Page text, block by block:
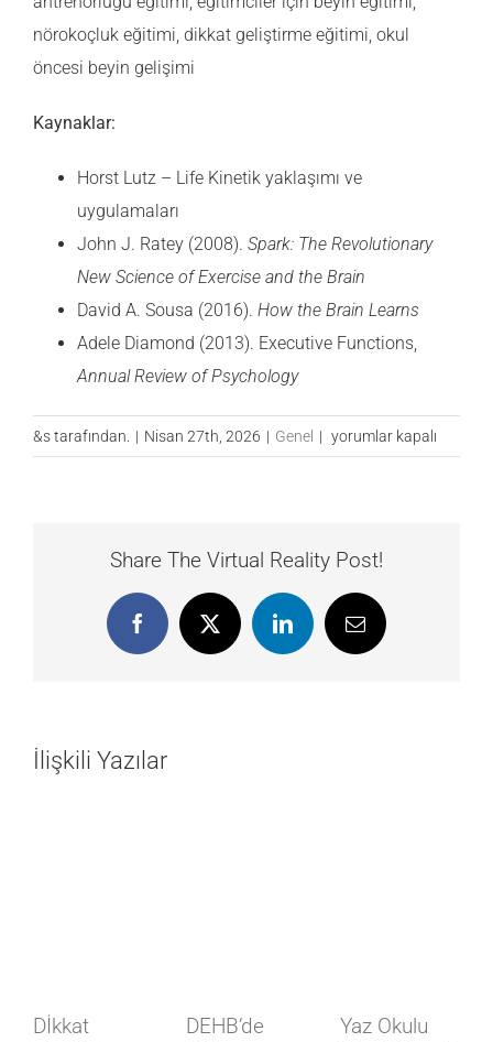
nörokoçluk eğitimi, dikkat geliştirme eğitimi, okul
öncesi beyin gelişimi
Kaynaklar:
Horst Lutz – Life Kinetik yaklaşımı ve
uygulamaları
John J. Ratey (2008). Spark: The Revolutionary
New Science of Exercise and the Brain
David A. Sousa (2016). How the Brain Learns
Adele Diamond (2013). Executive Functions,
Annual Review of Psychology
&s tarafından. | Nisan 27th, 2026 | Genel | Life
Eğitimciler
Uluslararası
Sertifika
yorumlar kapalı
Share The Virtual Reality Post!
FacebookX LinkedInE-
posta
İlişkili Yazılar
Dİkkat
DEHB’de
Yaz Okulu